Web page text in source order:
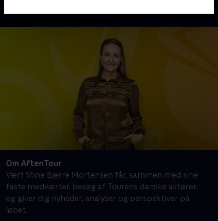
Om AftenTour
Vært Stine Bjerre Mortensen får, sammen med sine
faste medværter, besøg af Tourens danske aktører,
og giver dig nyheder, analyser og perspektiver på
løbet.